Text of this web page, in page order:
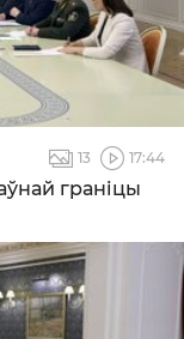
13 17:44
граніцы